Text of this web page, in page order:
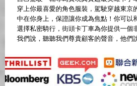
穿上你最喜愛的角色服裝，駕駛穿越東京
中在你身上，保證讓你成為焦點！你可以
選擇私密騎行，街頭卡丁車為你提供一個
我們說，聽聽我們尊貴顧客的聲音，他們